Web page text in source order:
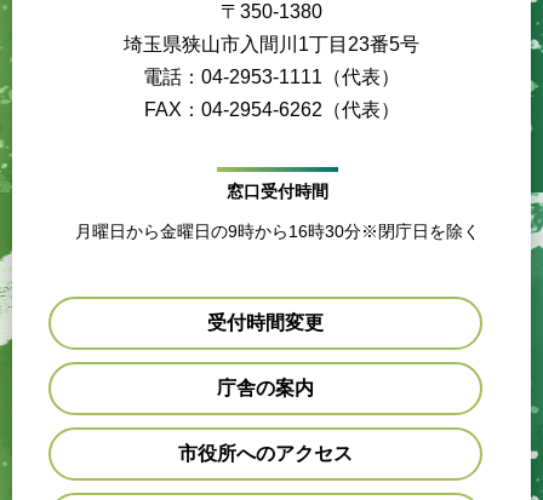
〒350-1380
埼玉県狭山市入間川1丁目23番5号
電話：04-2953-1111（代表）
FAX：04-2954-6262（代表）
窓口受付時間
月曜日から金曜日の9時から16時30分※閉庁日を除く
受付時間変更
庁舎の案内
市役所へのアクセス